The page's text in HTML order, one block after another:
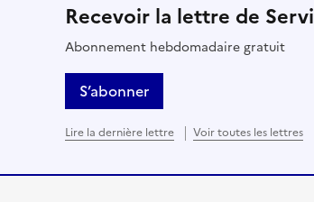
Recevoir la lettre de
Abonnement hebdomadaire gratuit
S’abonner
Lire la dernière lettre Voir toutes les lettres